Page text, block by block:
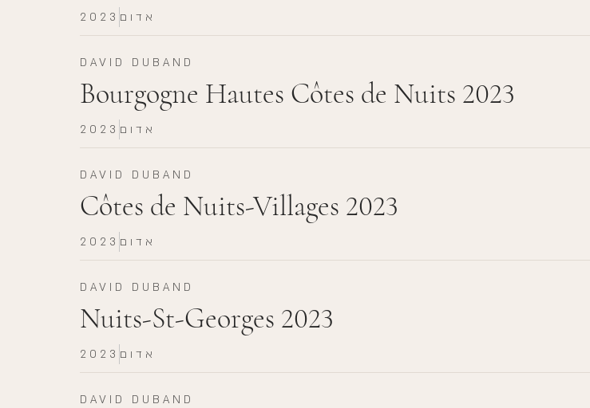
2023 אדום
DAVID DUBAND
Bourgogne Hautes Côtes de Nuits 2023
2023 אדום
DAVID DUBAND
Côtes de Nuits-Villages 2023
2023 אדום
DAVID DUBAND
Nuits-St-Georges 2023
2023 אדום
DAVID DUBAND